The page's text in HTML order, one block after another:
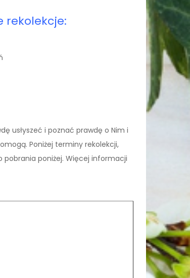
rekolekcje:
usłyszeć i poznać prawdę o Nim i
Poniżej terminy rekolekcji,
pobrania poniżej. Więcej informacji